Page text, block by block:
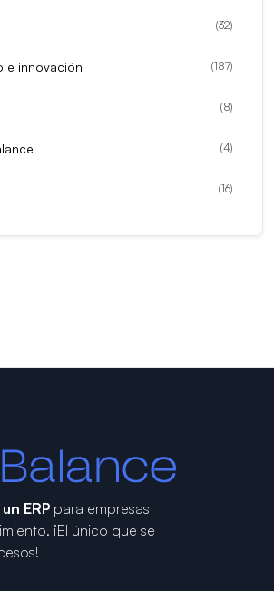
(32)
e innovación (187)
(8)
(4)
(16)
ERP para empresas
¡El único que se